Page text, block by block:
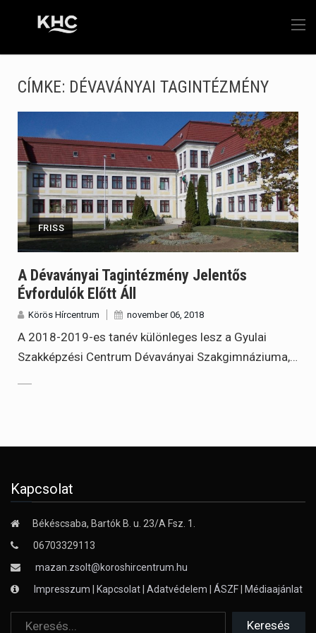
CÍMKE: DÉVAVÁNYAI TAGINTÉZMÉNY
FRISS
A Dévaványai Tagintézmény Jelentős
Évfordulók Előtt Áll
Körös Hírcentrum november 06, 2018
A 2018-2019-es tanév különleges lesz a Gyulai
Szakképzési Centrum Dévaványai Szakgimnáziuma,…
Kapcsolat
Békéscsaba, Bartók B. u. 23/A Fsz. 1.
06703329113
mazan.zsolt@koroshircentrum.hu
Impresszum
Kapcsolat Adatvédelem ÁSZF Médiaajánlat